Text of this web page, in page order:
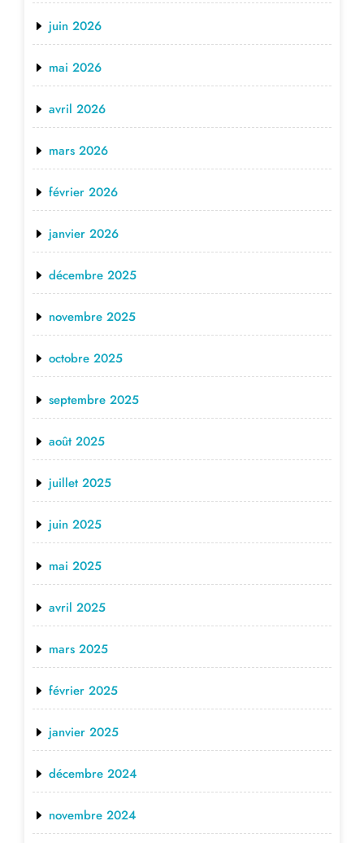
juin 2026
mai 2026
avril 2026
mars 2026
février 2026
janvier 2026
décembre 2025
novembre 2025
octobre 2025
septembre 2025
août 2025
juillet 2025
juin 2025
mai 2025
avril 2025
mars 2025
février 2025
janvier 2025
décembre 2024
novembre 2024